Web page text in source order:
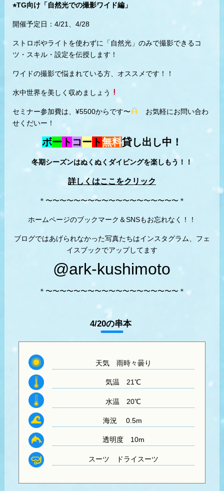
⭐︎TG向け「自然光での撮影ワイド編」
開催予定日：4/21、4/28
ストロボやライトを使わずに「自然光」のみで撮影できるコ
ツ・スキル・設定を伝授します！
ワイドの撮影で悩まれている方、オススメです！！
水中世界を美しく収めましょう
セミナー参加費は、¥5500からです〜
お気軽にお問い合わ
せくだいー！
ボー ト コー ト無料貸し出し中！
冬期シーズンはぬくぬくダイビングを楽しもう！！
詳しくはここをクリック
＊〜〜〜〜〜〜〜〜〜〜〜〜〜〜〜〜〜〜〜＊
ホームページのブックマーク＆SNSもお忘れなく！！
ブログではあげられなかった写真たちはインスタグラム、フェ
イスブックでアップしてます
@ark-kushimoto
＊〜〜〜〜〜〜〜〜〜〜〜〜〜〜〜〜〜〜〜＊
4/20の串本
天気 雨時々曇り
気温 21℃
水温 20℃
海況 0.5m
透明度10m
スーツ ドライスーツ